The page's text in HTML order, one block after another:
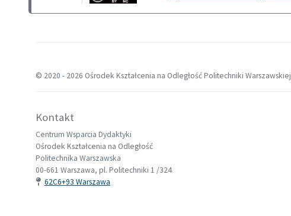
© 2020 - 2026 Ośrodek Kształcenia na Odległość Politechniki Warszawskiej
Kontakt
Centrum Wsparcia Dydaktyki
Ośrodek Kształcenia na Odległość
Politechnika Warszawska
00-661 Warszawa, pl. Politechniki 1 /324
62C6+93 Warszawa